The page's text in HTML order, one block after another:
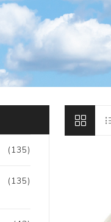
Rafskutlur
Krossramma
Sessur
Brjóstaaðgerðir
Þrýstingsvörur
(135)
(135)